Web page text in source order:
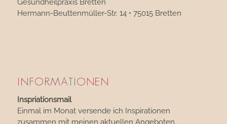
Gesundheilpraxis Bretten
Hermann-Beuttenmüller-Str. 14 • 75015 Bretten
INFORMATIONEN
Inspriationsmail
Einmal im Monat versende ich Inspirationen
zusammen mit meinen aktuellen Angeboten.